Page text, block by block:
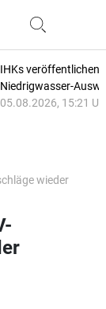
IHKs veröffentlichen
Niedrigwasser-
05.08.2026, 15:21
wieder